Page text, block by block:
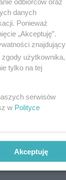
danych
Ponieważ
„Akceptuję”.
znajdujący
użytkownika,
tylko na tej
serwisów
w Polityce
Akceptuję